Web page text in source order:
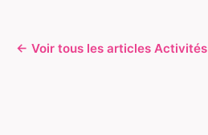
← Voir tous les articles Activités